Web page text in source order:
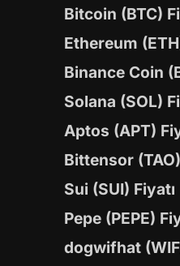
Bitcoin (BTC)
Ethereum
Binance Coin
Solana (SOL)
Aptos (APT)
Bittensor
Sui (SUI) Fiyatı
Pepe (PEPE)
dogwifhat